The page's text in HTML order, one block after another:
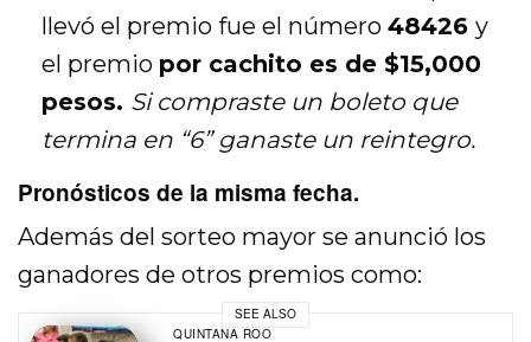
llevó el premio fue el número 48426 y
el premio por cachito es de $15,000
pesos. Si compraste un boleto que
termina en “6” ganaste un reintegro.
Pronósticos de la misma fecha.
Además del sorteo mayor se anunció los
ganadores de otros premios como:
SEE ALSO
QUINTANA ROO